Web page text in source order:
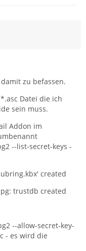
zu befassen.
Datei die ich
sein muss.
Addon im
--list-secret-keys -
created
trustdb created
--allow-secret-key-
- es wird die